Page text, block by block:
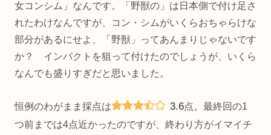
女コンシム」なんです。「野獣の」は日本側で付け足さ
れたわけなんですが、コン・シムがいくらおちゃらけな
部分があるにせよ、「野獣」ってあんまりじゃないです
か？ インパクトを狙って付けたのでしょうが、いくら
なんでも盛りすぎだと思いました。
恒例のわがまま採点は 3.6点。最終回の1
つ前までは4点近かったのですが、終わり方がイマイチ